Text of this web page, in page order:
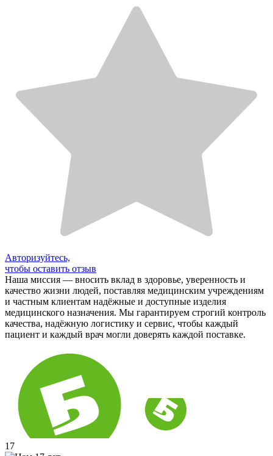
Авторизуйтесь,
чтобы оставить отзыв
Наша миссия — вносить вклад в здоровье, уверенность и
качество жизни людей, поставляя медицинским учреждениям
и частным клиентам надёжные и доступные изделия
медицинского назначения. Мы гарантируем строгий контроль
качества, надёжную логистику и сервис, чтобы каждый
пациент и каждый врач могли доверять каждой поставке.
17